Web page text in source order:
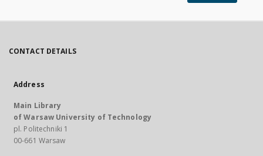
CONTACT DETAILS
Address
Main Library
of Warsaw University of Technology
pl. Politechniki 1
00-661 Warsaw